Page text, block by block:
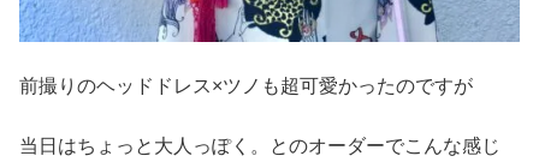
前撮りのヘッドドレス×ツノも超可愛かったのですが
当日はちょっと大人っぽく。とのオーダーでこんな感じ